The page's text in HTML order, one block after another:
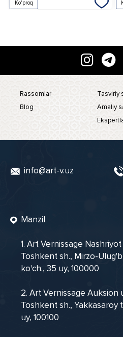
Ko'proq
Rassomlar
Blog
Tasviriy
Amaliy
info@art-v.uz
Manzil
1. Art Vernissage Nashriyot
Toshkent sh., Mirzo-
ko'ch., 35 uy, 100000
2. Art Vernissage Auksion
Toshkent sh., Yakkasaroy
uy, 100100